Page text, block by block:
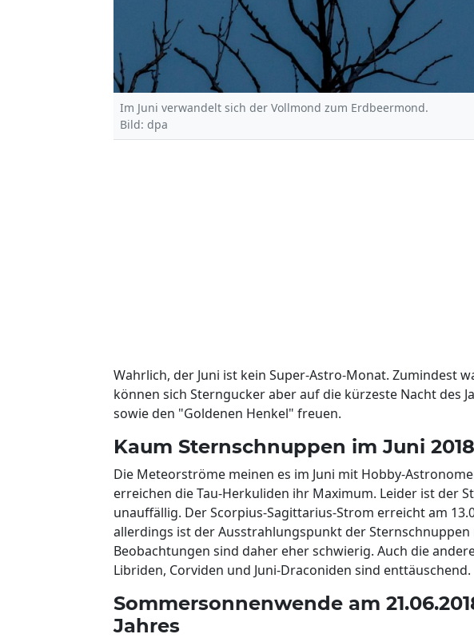
Im Juni verwandelt sich der Vollmond zum Erdbeermond.
Bild: dpa
Wahrlich, der Juni ist kein Super-Astro-Monat. Zumindest
können sich Sterngucker aber auf die kürzeste Nacht des
sowie den "Goldenen Henkel" freuen.
Kaum Sternschnuppen im Juni 2018
Die Meteorströme meinen es im Juni mit Hobby-
erreichen die Tau-Herkuliden ihr Maximum. Leider ist der
unauffällig. Der Scorpius-Sagittarius-Strom erreicht am
allerdings ist der Ausstrahlungspunkt der
Beobachtungen sind daher eher schwierig. Auch die
Libriden, Corviden und Juni-Draconiden sind enttäuschend.
Sommersonnenwende am
Jahres